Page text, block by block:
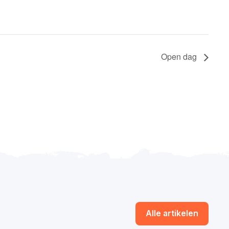
Open dag
Alle artikelen